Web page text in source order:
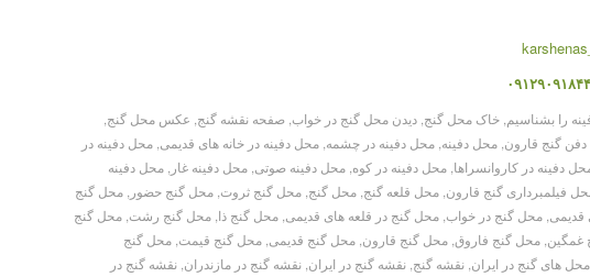
۰۹۱۲۹۰۹۱۸۴۴
را بشناسیم خاک محل گنج دیدن محل گنج در خواب صفحه نقشه گنج عکس محل گنج
گنج قارون محل دفینه محل دفینه در چشمه محل دفینه در خانه های قدیمی محل دفینه در
دفینه در کاروانسراها محل دفینه در کوه محل دفینه صوتی محل دفینه غار
محل دفینه
فیلمبرداری گنج قارون محل قلعه گنج محل گنج محل گنج ثروت محل گنج حضور
محل گنج
قدیمی محل گنج در خواب محل گنج در قلعه های قدیمی محل گنج ذا محل گنج رشت محل گنج
غمگین محل گنج فاروق محل گنج قارون محل گنج قدیمی محل گنج قیمت محل گنج
محل های گنج در ایران نقشه گنج نقشه گنج در ایران نقشه گنج در مازندران نقشه گنج در